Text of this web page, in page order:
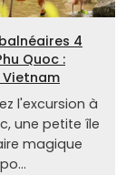
4
Quoc :
Vietnam
l'excursion à
une petite île
magique